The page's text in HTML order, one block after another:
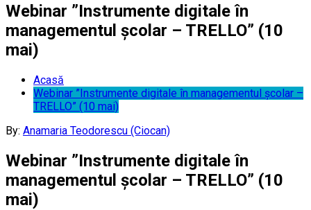
Webinar ”Instrumente digitale în
managementul școlar – TRELLO” (10
mai)
Acasă
Webinar ”Instrumente digitale în managementul școlar –
TRELLO” (10 mai)
By: Anamaria Teodorescu (Ciocan)
Webinar ”Instrumente digitale în
managementul școlar – TRELLO” (10
mai)